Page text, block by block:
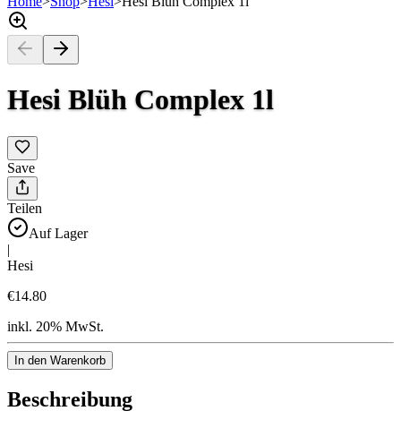
Hesi Blüh Complex 1l
Save
Teilen
Auf Lager
|
Hesi
€14.80
inkl. 20% MwSt.
In den Warenkorb
Beschreibung